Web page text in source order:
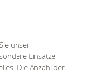
unser
Einsätze
Die Anzahl der